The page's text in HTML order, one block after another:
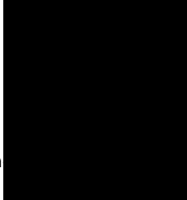
und